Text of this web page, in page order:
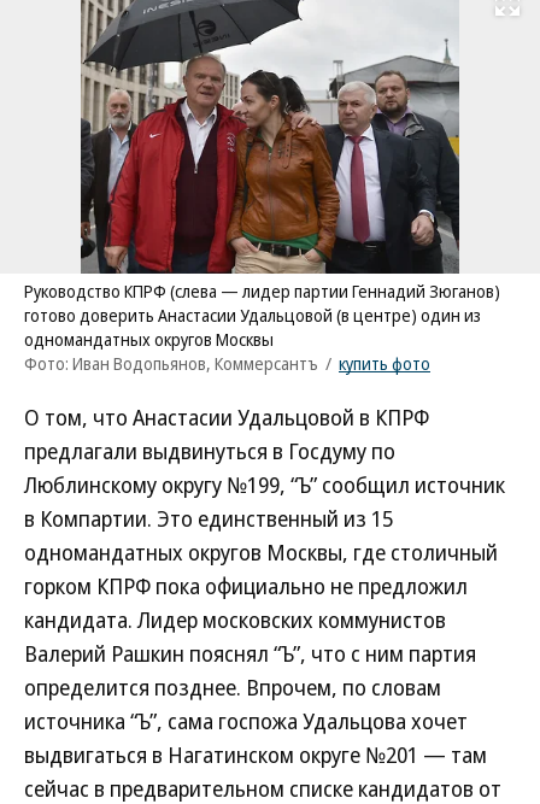
Развернуть
Руководство КПРФ (слева — лидер партии Геннадий Зюганов)
готово доверить Анастасии Удальцовой (в центре) один из
одномандатных округов Москвы
Фото: Иван Водопьянов, Коммерсантъ / купить фото
О том, что Анастасии Удальцовой в КПРФ
предлагали выдвинуться в Госдуму по
Люблинскому округу №199, “Ъ” сообщил источник
в Компартии. Это единственный из 15
одномандатных округов Москвы, где столичный
горком КПРФ пока официально не предложил
кандидата. Лидер московских коммунистов
Валерий Рашкин пояснял “Ъ”, что с ним партия
определится позднее. Впрочем, по словам
источника “Ъ”, сама госпожа Удальцова хочет
выдвигаться в Нагатинском округе №201 — там
сейчас в предварительном списке кандидатов от